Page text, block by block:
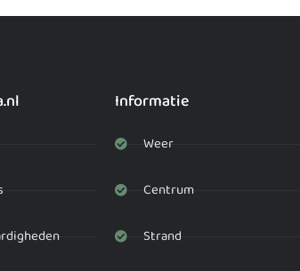
Informatie
Weer
Centrum
Strand